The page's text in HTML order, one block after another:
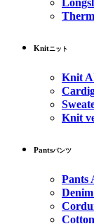
Knitニット
Knit
Knit
Pantsパンツ
Pants